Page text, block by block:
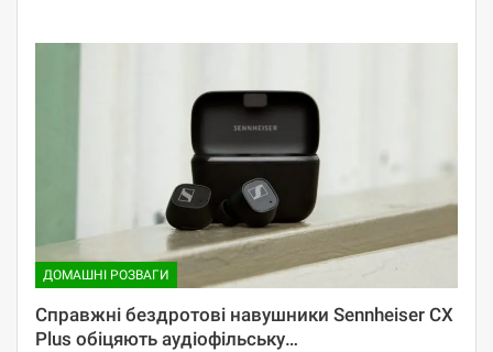
ДОМАШНІ РОЗВАГИ
Справжні бездротові навушники Sennheiser CX
Plus обіцяють аудіофільську…